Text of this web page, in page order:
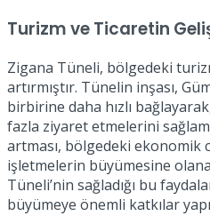
Turizm ve Ticaretin
Zigana Tüneli, bölgedeki
artırmıştır. Tünelin inşası,
birbirine daha hızlı
fazla ziyaret etmelerini
artması, bölgedeki ekonomik
işletmelerin büyümesine
Tüneli’nin sağladığı bu
büyümeye önemli katkılar